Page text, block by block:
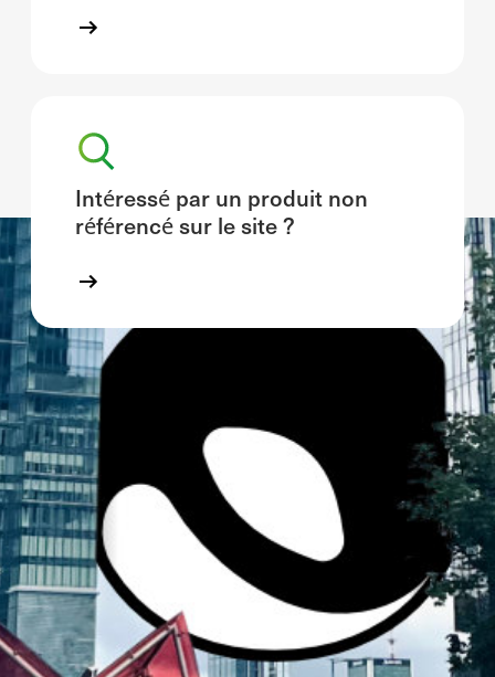
Intéressé par un produit non
référencé sur le site ?